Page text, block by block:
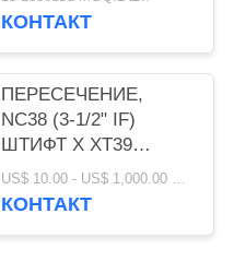
1/2" ОБЩ. ДЛИНА
КОНТАКТ
ПЕРЕСЕЧЕНИЕ,
NC38 (3-1/2" IF)
ШТИФТ X XT39
КОРОБКА X ОБЩАЯ
ДЛИНА 18",
US$ 10.00 - US$ 1,000.00 MOQ:1 шт.
КОНТАКТ